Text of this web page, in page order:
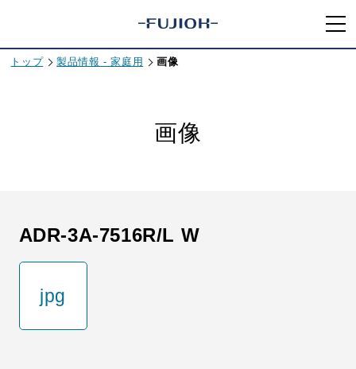
トップ 製品情報 - 家庭用 画像
画像
ADR-3A-7516R/L W
jpg